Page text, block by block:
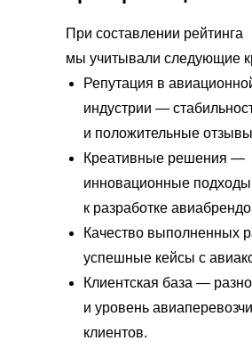
При составлении рейтинга
мы учитывали следующие
Репутация в
индустрии —
и положительные
Креативные решения —
инновационные подходы
к разработке
Качество выполненных
успешные кейсы с
Клиентская база —
и уровень
клиентов.